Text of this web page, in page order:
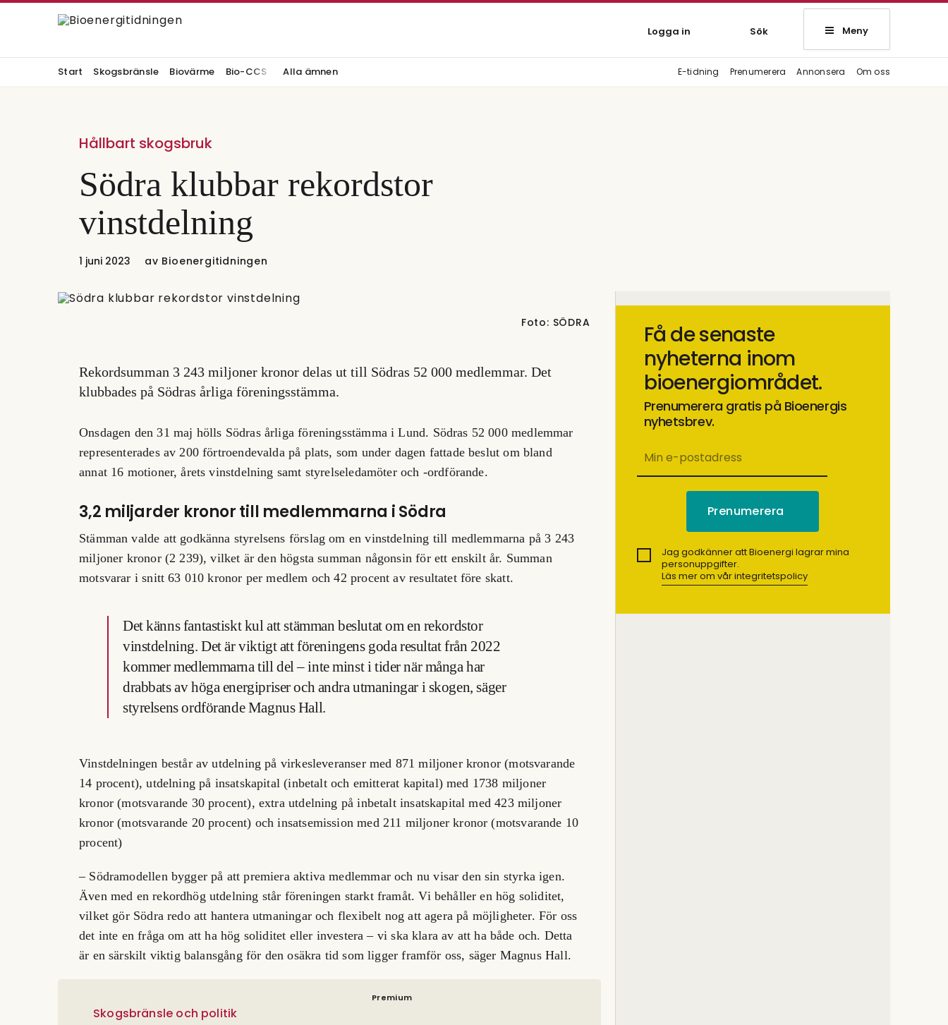
Logga in Sök Meny
Start Skogsbränsle Biovärme Bio-CCS Alla ämnen E-tidning Prenumerera Annonsera Om oss
Hållbart skogsbruk
Södra klubbar rekordstor
vinstdelning
1 juni 2023 av Bioenergitidningen
Foto: SÖDRA
Rekordsumman 3 243 miljoner kronor delas ut till Södras 52 000 medlemmar. Det
klubbades på Södras årliga föreningsstämma.
Onsdagen den 31 maj hölls Södras årliga föreningsstämma i Lund. Södras 52 000 medlemmar
representerades av 200 förtroendevalda på plats, som under dagen fattade beslut om bland
annat 16 motioner, årets vinstdelning samt styrelseledamöter och -ordförande.
3,2 miljarder kronor till medlemmarna i Södra
Stämman valde att godkänna styrelsens förslag om en vinstdelning till medlemmarna på 3 243
miljoner kronor (2 239), vilket är den högsta summan någonsin för ett enskilt år. Summan
motsvarar i snitt 63 010 kronor per medlem och 42 procent av resultatet före skatt.
Det känns fantastiskt kul att stämman beslutat om en rekordstor
vinstdelning. Det är viktigt att föreningens goda resultat från 2022
kommer medlemmarna till del – inte minst i tider när många har
drabbats av höga energipriser och andra utmaningar i skogen, säger
styrelsens ordförande Magnus Hall.
Vinstdelningen består av utdelning på virkesleveranser med 871 miljoner kronor (motsvarande
14 procent), utdelning på insatskapital (inbetalt och emitterat kapital) med 1738 miljoner
kronor (motsvarande 30 procent), extra utdelning på inbetalt insatskapital med 423 miljoner
kronor (motsvarande 20 procent) och insatsemission med 211 miljoner kronor (motsvarande 10
procent)
– Södramodellen bygger på att premiera aktiva medlemmar och nu visar den sin styrka igen.
Även med en rekordhög utdelning står föreningen starkt framåt. Vi behåller en hög soliditet,
vilket gör Södra redo att hantera utmaningar och flexibelt nog att agera på möjligheter. För oss
det inte en fråga om att ha hög soliditet eller investera – vi ska klara av att ha både och. Detta
är en särskilt viktig balansgång för den osäkra tid som ligger framför oss, säger Magnus Hall.
Premium
Skogsbränsle och politik
Få de senaste
nyheterna inom
bioenergiområdet.
Prenumerera gratis på Bioenergis
nyhetsbrev.
Jag godkänner att Bioenergi lagrar mina
personuppgifter.
Läs mer om vår integritetspolicy